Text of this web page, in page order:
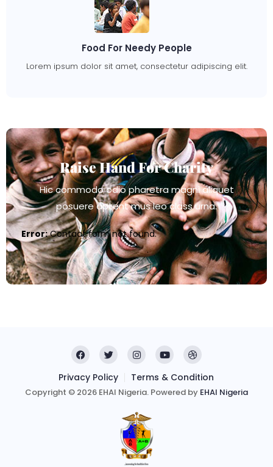
Food For Needy People
Lorem ipsum dolor sit amet, consectetur adipiscing elit.
Raise Hand For Charity
Hic commodo odio pharetra magni aliquet
posuere aptent mus leo class urna.
Error:Contact form not found.
Privacy Policy Terms & Condition
Copyright © 2026 EHAI Nigeria. Powered by EHAI Nigeria